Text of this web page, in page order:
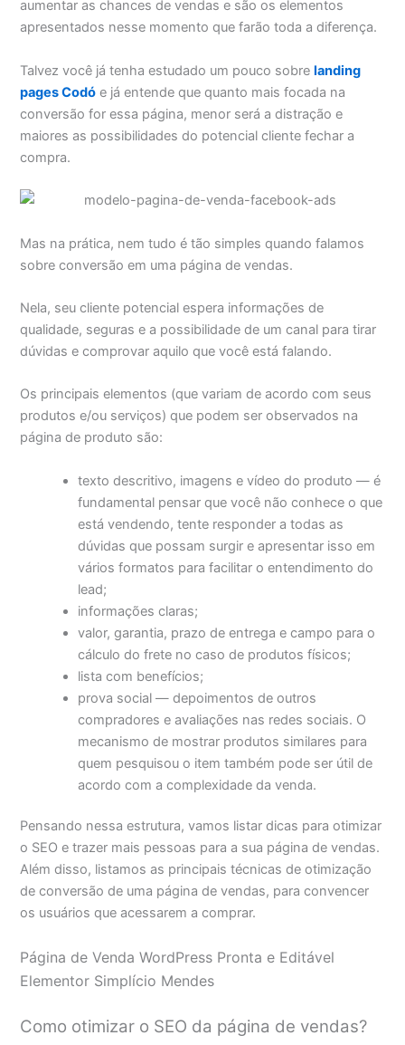
aumentar as chances de vendas e são os elementos
apresentados nesse momento que farão toda a diferença.
Talvez você já tenha estudado um pouco sobrelanding
pages Codó e já entende que quanto mais focada na
conversão for essa página, menor será a distração e
maiores as possibilidades do potencial cliente fechar a
compra.
Mas na prática, nem tudo é tão simples quando falamos
sobre conversão em uma página de vendas.
Nela, seu cliente potencial espera informações de
qualidade, seguras e a possibilidade de um canal para tirar
dúvidas e comprovar aquilo que você está falando.
Os principais elementos (que variam de acordo com seus
produtos e/ou serviços) que podem ser observados na
página de produto são:
texto descritivo, imagens e vídeo do produto — é
fundamental pensar que você não conhece o que
está vendendo, tente responder a todas as
dúvidas que possam surgir e apresentar isso em
vários formatos para facilitar o entendimento do
lead;
informações claras;
valor, garantia, prazo de entrega e campo para o
cálculo do frete no caso de produtos físicos;
lista com benefícios;
prova social — depoimentos de outros
compradores e avaliações nas redes sociais. O
mecanismo de mostrar produtos similares para
quem pesquisou o item também pode ser útil de
acordo com a complexidade da venda.
Pensando nessa estrutura, vamos listar dicas para otimizar
o SEO e trazer mais pessoas para a sua página de vendas.
Além disso, listamos as principais técnicas de otimização
de conversão de uma página de vendas, para convencer
os usuários que acessarem a comprar.
Página de Venda WordPress Pronta e Editável
Elementor Simplício Mendes
Como otimizar o SEO da página de vendas?